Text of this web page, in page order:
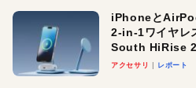
iPhoneと
2-in-1ワイヤレ
South HiRise
ースでおしゃれ
アクセサリ レポート